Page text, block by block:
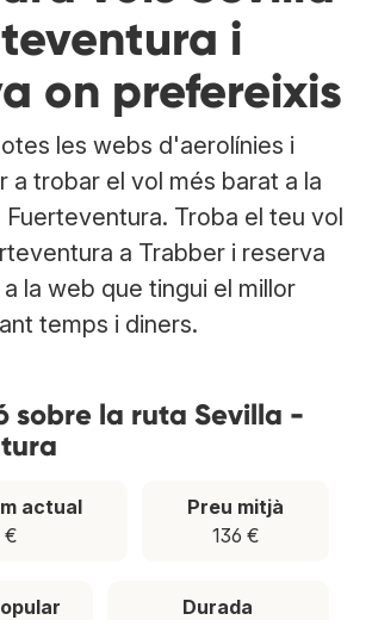
i
on prefereixis
les webs d'aerolínies i
a trobar el vol més barat a la
Fuerteventura. Troba el teu vol
a Trabber i reserva
la web que tingui el millor
temps i diners.
sobre la ruta Sevilla -
actual
€
Preu mitjà
136 €
Durada